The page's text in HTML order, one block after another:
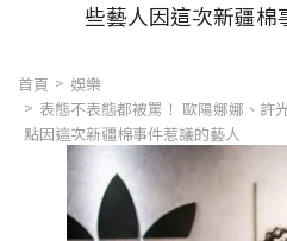
些藝人因這次新疆棉
首頁
娛樂
表態不表態都被罵！ 歐陽娜娜、許
點因這次新疆棉事件惹議的藝人